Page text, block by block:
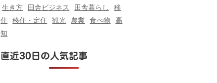
生き方
田舎ビジネス 田舎暮らし
移
住
移住・定住 観光 農業 食べ物
高
知
直近30日の人気記事